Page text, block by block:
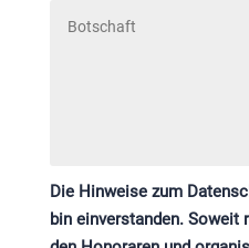
Die Hinweise zum
bin einverstanden. Soweit